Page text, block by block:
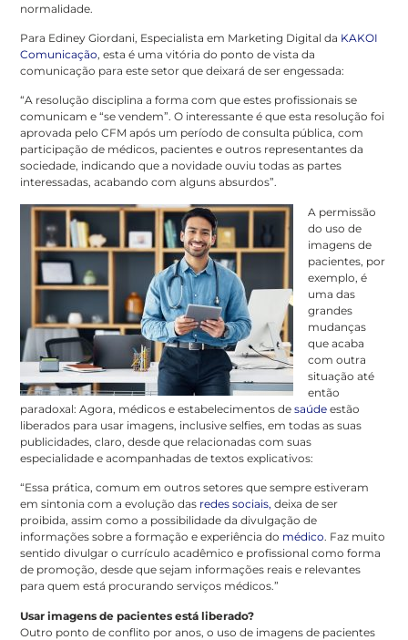
normalidade.
Para Ediney Giordani, Especialista em Marketing Digital da KAKOI
Comunicação, esta é uma vitória do ponto de vista da
comunicação para este setor que deixará de ser engessada:
“A resolução disciplina a forma com que estes profissionais se
comunicam e “se vendem”. O interessante é que esta resolução foi
aprovada pelo CFM após um período de consulta pública, com
participação de médicos, pacientes e outros representantes da
sociedade, indicando que a novidade ouviu todas as partes
interessadas, acabando com alguns absurdos”.
A permissão
do uso de
imagens de
pacientes, por
exemplo, é
uma das
grandes
mudanças
que acaba
com outra
situação até
então
paradoxal: Agora, médicos e estabelecimentos desaúde estão
liberados para usar imagens, inclusive selfies, em todas as suas
publicidades, claro, desde que relacionadas com suas
especialidade e acompanhadas de textos explicativos:
“Essa prática, comum em outros setores que sempre estiveram
em sintonia com a evolução das redes sociais, deixa de ser
proibida, assim como a possibilidade da divulgação de
informações sobre a formação e experiência do médico. Faz muito
sentido divulgar o currículo acadêmico e profissional como forma
de promoção, desde que sejam informações reais e relevantes
para quem está procurando serviços médicos.”
Usar imagens de pacientes está liberado?
Outro ponto de conflito por anos, o uso de imagens de pacientes